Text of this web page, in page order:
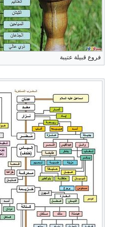
فروع قبيلة عتيبة